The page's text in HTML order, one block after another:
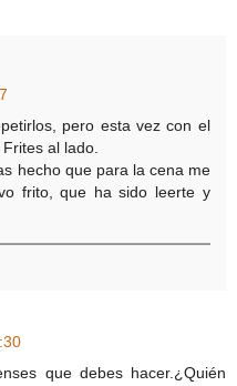
pero esta vez con el
al lado.
hecho que para la cena me
frito, que ha sido leerte y
que debes hacer.¿Quién